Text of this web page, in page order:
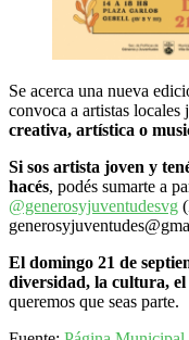
Se acerca una nueva
convoca a artistas locales
creativa, artística o
Si sos artista joven y
hacés, podés sumarte a
@generosyjuventudesvg
El domingo 21 de
diversidad, la cultura,
queremos que seas parte.